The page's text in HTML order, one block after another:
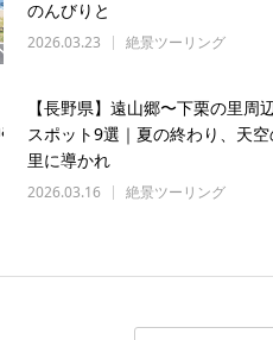
のんびりと
2026.03.23 絶景ツーリング
【長野県】遠山郷〜下栗の里周
スポット9選｜夏の終わり、天
里に導かれ
2026.03.16 絶景ツーリング